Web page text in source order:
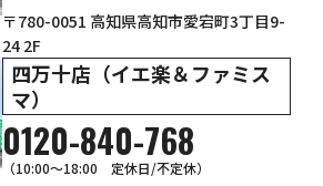
〒780-0051 高知県高知市愛宕町3丁目9-
24 2F
四万十店（イエ楽＆ファミス
マ）
0120-840-768
（10:00〜18:00 定休日/不定休）